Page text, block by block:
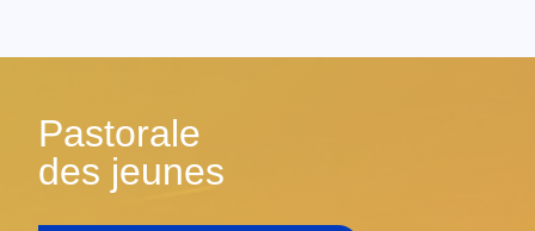
Pastorale
des jeunes